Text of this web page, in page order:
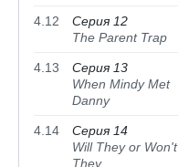
4.12
Серия 12
The Parent Trap
4.13
Серия 13
When Mindy Met
Danny
4.14
Серия 14
Will They or Won't
They